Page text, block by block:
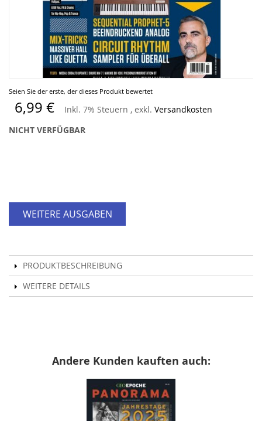
Seien Sie der erste, der dieses Produkt bewertet
6,99 € Inkl. 7% Steuern , exkl. Versandkosten
NICHT VERFÜGBAR
WEITERE AUSGABEN
PRODUKTBESCHREIBUNG
WEITERE DETAILS
Zum
Anfang
der
Bildergalerie
springen
Andere Kunden kauften auch: